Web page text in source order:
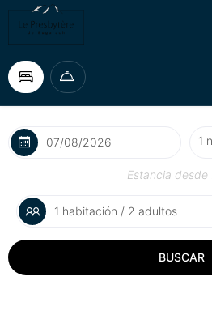
Estancia desde
1 habitación / 2 adultos